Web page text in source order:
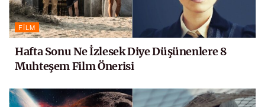
FILM
Hafta Sonu Ne İzlesek Diye Düşünenlere 8
Muhteşem Film Önerisi